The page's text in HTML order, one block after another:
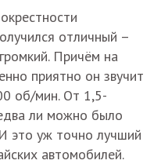
отличный –
Причём на
приятно он звучит
об/мин. От 1,5-
ли можно было
это уж точно лучший
автомобилей.